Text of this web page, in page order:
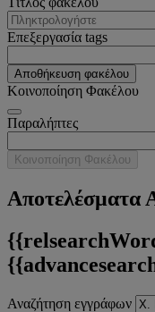
Επεξεργασία tags
Αποθήκευση φακέλου
Κοινοποίηση Φακέλου
Παραλήπτες
Κοινοποίηση Φακέλου
Αποτελέσματα
Αναζήτηση εγγράφων